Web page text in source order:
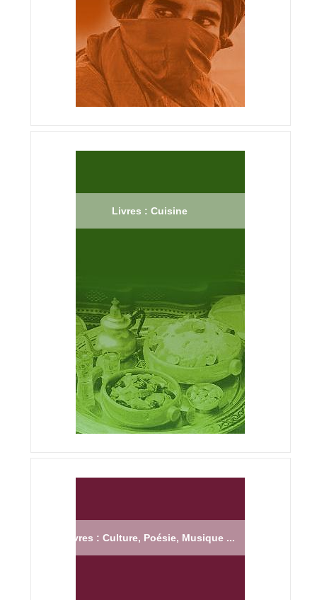
Livres : Cuisine
Livres : Culture, Poésie, Musique ...